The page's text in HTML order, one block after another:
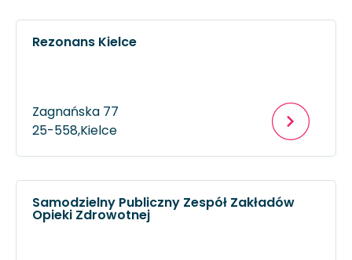
Rezonans Kielce
Zagnańska 77
25-558,Kielce
Samodzielny Publiczny Zespół Zakładów
Opieki Zdrowotnej